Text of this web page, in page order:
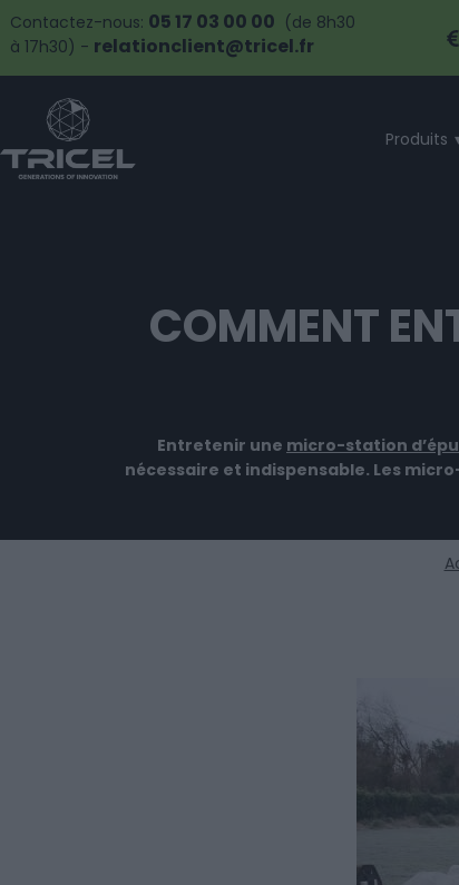
Contactez-nous: 05 17 03 00 00 (de 8h30
à 17h30) - relationclient@tricel.fr
Produits
COMMENT
Entretenir une micro-station
nécessaire et indispensable. Les